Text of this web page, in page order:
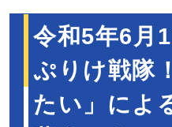
令和5年6
ぷりけ戦隊
たい」によ